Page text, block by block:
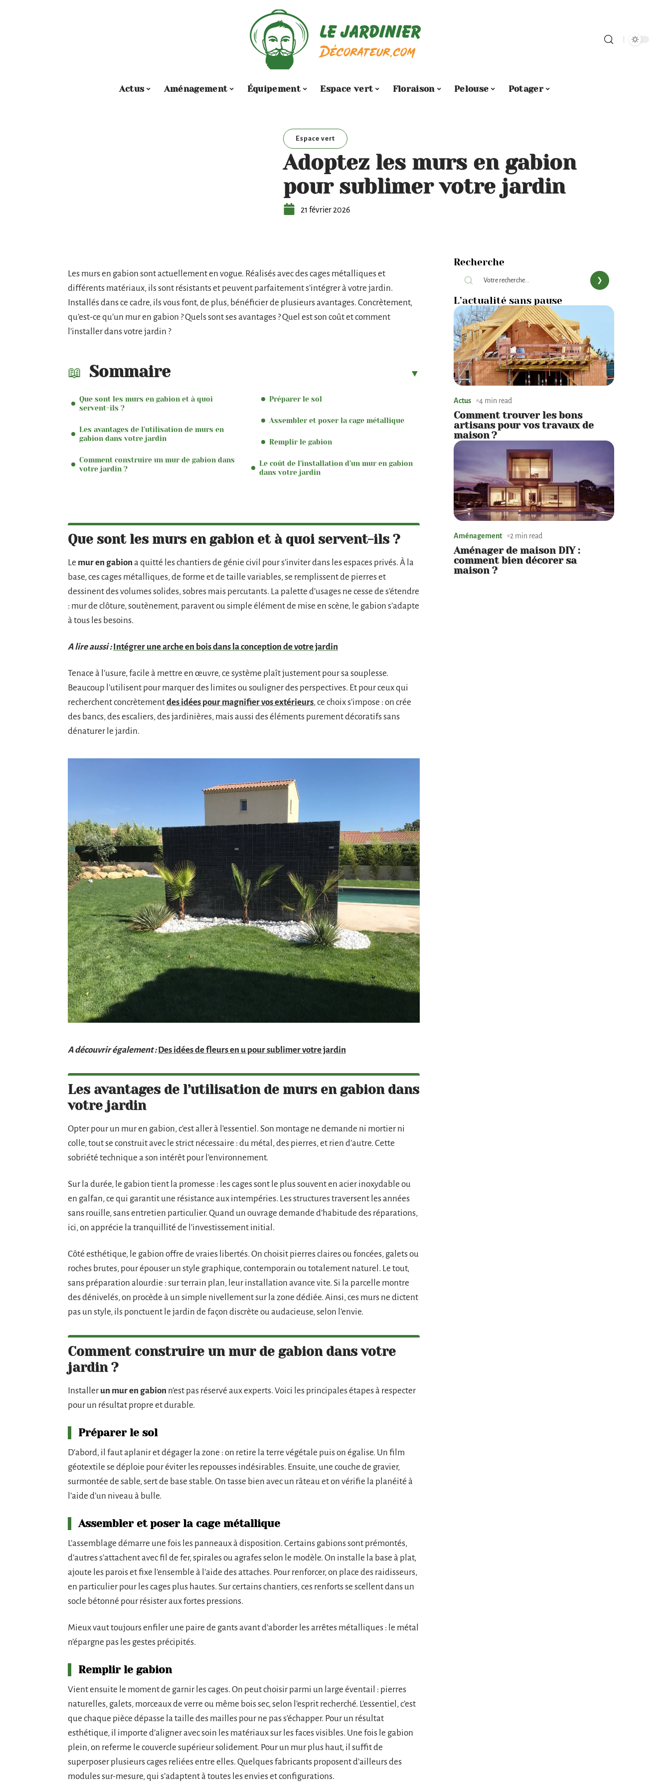
Actus Aménagement Équipement Espace vert Floraison Pelouse Potager
Espace vert
Adoptez les murs en gabion
pour sublimer votre jardin
21 février 2026
Les murs en gabion sont actuellement en vogue. Réalisés avec des cages métalliques et
différents matériaux, ils sont résistants et peuvent parfaitement s’intégrer à votre jardin.
Installés dans ce cadre, ils vous font, de plus, bénéficier de plusieurs avantages. Concrètement,
qu’est-ce qu’un mur en gabion ? Quels sont ses avantages ? Quel est son coût et comment
l’installer dans votre jardin ?
Sommaire
Que sont les murs en gabion et à quoi
servent-ils ?
Les avantages de l’utilisation de murs en
gabion dans votre jardin
Comment construire un mur de gabion dans
votre jardin ?
Préparer le sol
Assembler et poser la cage métallique
Remplir le gabion
Le coût de l’installation d’un mur en gabion
dans votre jardin
Que sont les murs en gabion et à quoi servent-ils ?
Le mur en gabion a quitté les chantiers de génie civil pour s’inviter dans les espaces privés. À la
base, ces cages métalliques, de forme et de taille variables, se remplissent de pierres et
dessinent des volumes solides, sobres mais percutants. La palette d’usages ne cesse de s’étendre
: mur de clôture, soutènement, paravent ou simple élément de mise en scène, le gabion s’adapte
à tous les besoins.
A lire aussi : Intégrer une arche en bois dans la conception de votre jardin
Tenace à l’usure, facile à mettre en œuvre, ce système plaît justement pour sa souplesse.
Beaucoup l’utilisent pour marquer des limites ou souligner des perspectives. Et pour ceux qui
recherchent concrètementdes idées pour magnifier vos extérieurs, ce choix s’impose : on crée
des bancs, des escaliers, des jardinières, mais aussi des éléments purement décoratifs sans
dénaturer le jardin.
A découvrir également : Des idées de fleurs en u pour sublimer votre jardin
Les avantages de l’utilisation de murs en gabion dans
votre jardin
Opter pour un mur en gabion, c’est aller à l’essentiel. Son montage ne demande ni mortier ni
colle, tout se construit avec le strict nécessaire : du métal, des pierres, et rien d’autre. Cette
sobriété technique a son intérêt pour l’environnement.
Sur la durée, le gabion tient la promesse : les cages sont le plus souvent en acier inoxydable ou
en galfan, ce qui garantit une résistance aux intempéries. Les structures traversent les années
sans rouille, sans entretien particulier. Quand un ouvrage demande d’habitude des réparations,
ici, on apprécie la tranquillité de l’investissement initial.
Côté esthétique, le gabion offre de vraies libertés. On choisit pierres claires ou foncées, galets ou
roches brutes, pour épouser un style graphique, contemporain ou totalement naturel. Le tout,
sans préparation alourdie : sur terrain plan, leur installation avance vite. Si la parcelle montre
des dénivelés, on procède à un simple nivellement sur la zone dédiée. Ainsi, ces murs ne dictent
pas un style, ils ponctuent le jardin de façon discrète ou audacieuse, selon l’envie.
Comment construire un mur de gabion dans votre
jardin ?
Installer un mur en gabion n’est pas réservé aux experts. Voici les principales étapes à respecter
pour un résultat propre et durable.
Préparer le sol
D’abord, il faut aplanir et dégager la zone : on retire la terre végétale puis on égalise. Un film
géotextile se déploie pour éviter les repousses indésirables. Ensuite, une couche de gravier,
surmontée de sable, sert de base stable. On tasse bien avec un râteau et on vérifie la planéité à
l’aide d’un niveau à bulle.
Assembler et poser la cage métallique
L’assemblage démarre une fois les panneaux à disposition. Certains gabions sont prémontés,
d’autres s’attachent avec fil de fer, spirales ou agrafes selon le modèle. On installe la base à plat,
ajoute les parois et fixe l’ensemble à l’aide des attaches. Pour renforcer, on place des raidisseurs,
en particulier pour les cages plus hautes. Sur certains chantiers, ces renforts se scellent dans un
socle bétonné pour résister aux fortes pressions.
Mieux vaut toujours enfiler une paire de gants avant d’aborder les arrêtes métalliques : le métal
n’épargne pas les gestes précipités.
Remplir le gabion
Vient ensuite le moment de garnir les cages. On peut choisir parmi un large éventail : pierres
naturelles, galets, morceaux de verre ou même bois sec, selon l’esprit recherché. L’essentiel, c’est
que chaque pièce dépasse la taille des mailles pour ne pas s’échapper. Pour un résultat
esthétique, il importe d’aligner avec soin les matériaux sur les faces visibles. Une fois le gabion
plein, on referme le couvercle supérieur solidement. Pour un mur plus haut, il suffit de
superposer plusieurs cages reliées entre elles. Quelques fabricants proposent d’ailleurs des
modules sur-mesure, qui s’adaptent à toutes les envies et configurations.
Recherche
L’actualité sans pause
Actus 4 min read
Comment trouver les bons
artisans pour vos travaux de
maison ?
Aménagement 2 min read
Aménager de maison DIY :
comment bien décorer sa
maison ?